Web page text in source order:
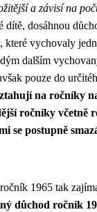
a závisí na
dítě, dosáhnou
které vychovaly
dalším
pouze do
na ročníky
ročníky včetně
se postupně
1965 tak
důchod ročník